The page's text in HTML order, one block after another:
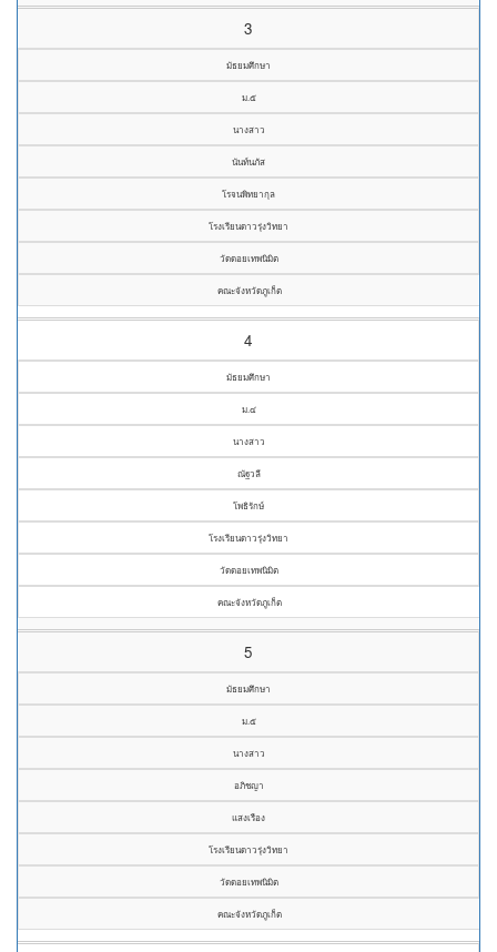
3
มัธยมศึกษา
ม.๕
นางสาว
นันท์นภัส
โรจนพิทยากุล
โรงเรียนดาวรุ่งวิทยา
วัดดอยเทพนิมิต
คณะจังหวัดภูเก็ต
4
มัธยมศึกษา
ม.๔
นางสาว
ณัฐวลี
โพธิรักษ์
โรงเรียนดาวรุ่งวิทยา
วัดดอยเทพนิมิต
คณะจังหวัดภูเก็ต
5
มัธยมศึกษา
ม.๕
นางสาว
อภิชญา
แสงเรือง
โรงเรียนดาวรุ่งวิทยา
วัดดอยเทพนิมิต
คณะจังหวัดภูเก็ต